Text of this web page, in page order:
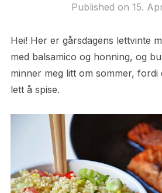
Published on 15.
Hei! Her er gårsdagens lettvinte
med balsamico og honning, og
minner meg litt om sommer, fordi
lett å spise.